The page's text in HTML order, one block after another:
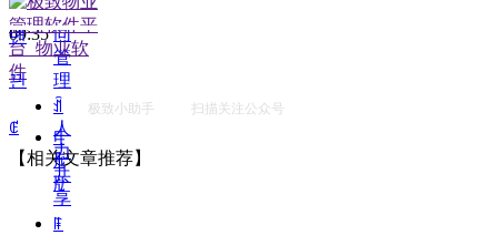
合
同
管
理
ꀉ
人
力
共
享
ꁹ
创建时间：
09:35
【相关文章推荐】
极致小助手 扫描关注公众号
电
脑
版
녠
끤
ꂅ